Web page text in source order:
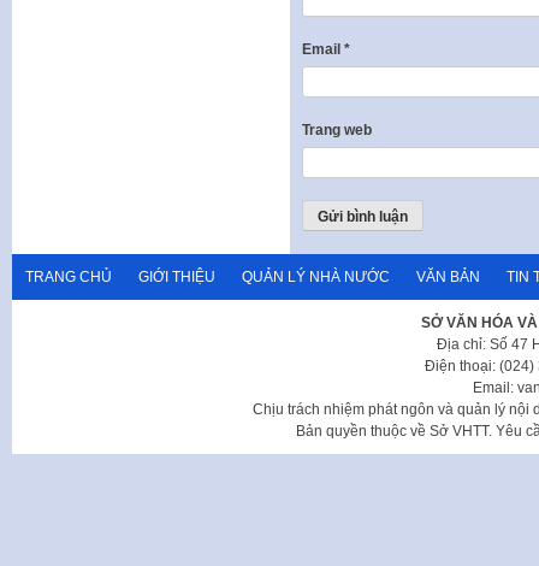
Email *
Trang web
TRANG CHỦ GIỚI THIỆU QUẢN LÝ NHÀ NƯỚC VĂN BẢN TIN
SỞ VĂN HÓA
Địa chỉ: Số 47
Điện thoại: (024)
Email:
Chịu trách nhiệm phát ngôn và quản lý nội
Bản quyền thuộc về Sở VHTT. Yêu